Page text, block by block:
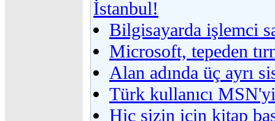
İstanbul!
Bilgisayarda işlemci
Microsoft, tepeden
Alan adında üç ayrı
Türk kullanıcı
Hiç sizin için kitap